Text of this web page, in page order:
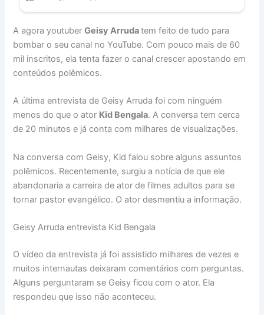
A agora youtuberGeisy Arrudatem feito de tudo para
bombar o seu canal no YouTube. Com pouco mais de 60
mil inscritos, ela tenta fazer o canal crescer apostando em
conteúdos polêmicos.
A última entrevista de Geisy Arruda foi com ninguém
menos do que o ator Kid Bengala. A conversa tem cerca
de 20 minutos e já conta com milhares de visualizações.
Na conversa com Geisy, Kid falou sobre alguns assuntos
polêmicos. Recentemente, surgiu a notícia de que ele
abandonaria a carreira de ator de filmes adultos para se
tornar pastor evangélico. O ator desmentiu a informação.
Geisy Arruda entrevista Kid Bengala
O vídeo da entrevista já foi assistido milhares de vezes e
muitos internautas deixaram comentários com perguntas.
Alguns perguntaram se Geisy ficou com o ator. Ela
respondeu que isso não aconteceu.